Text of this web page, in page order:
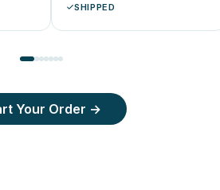
SHIPPED
Your Order →